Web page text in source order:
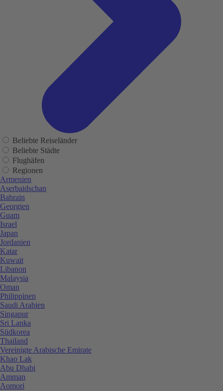
Beliebte Reiseländer
Beliebte Städte
Flughäfen
Regionen
Armenien
Aserbaidschan
Bahrain
Georgien
Guam
Israel
Japan
Jordanien
Katar
Kuwait
Libanon
Malaysia
Oman
Philippinen
Saudi Arabien
Singapur
Sri Lanka
Südkorea
Thailand
Vereinigte Arabische Emirate
Khao Lak
Abu Dhabi
Amman
Aomori